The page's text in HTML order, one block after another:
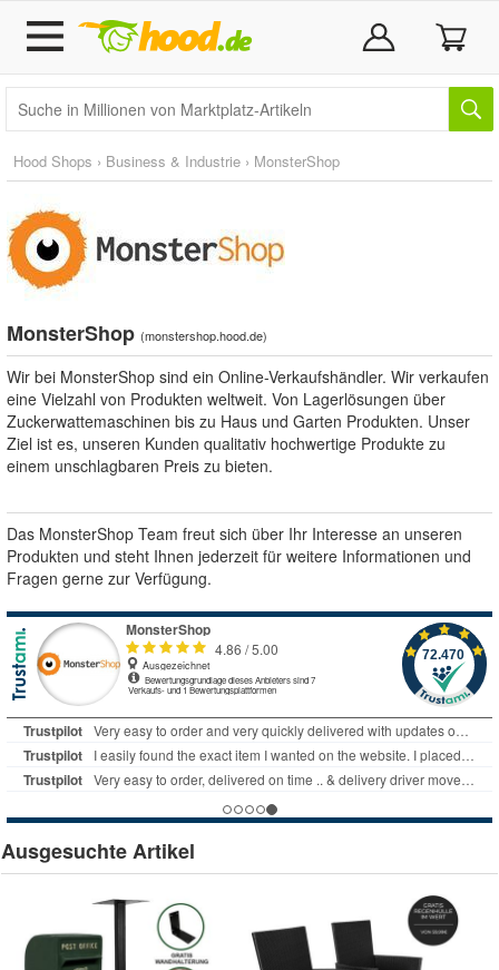
Hood Shops › Business & Industrie › MonsterShop
MonsterShop (monstershop.hood.de)
Wir bei MonsterShop sind ein Online-Verkaufshändler. Wir verkaufen
eine Vielzahl von Produkten weltweit. Von Lagerlösungen über
Zuckerwattemaschinen bis zu Haus und Garten Produkten. Unser
Ziel ist es, unseren Kunden qualitativ hochwertige Produkte zu
einem unschlagbaren Preis zu bieten.
Das MonsterShop Team freut sich über Ihr Interesse an unseren
Produkten und steht Ihnen jederzeit für weitere Informationen und
Fragen gerne zur Verfügung.
Ausgesuchte Artikel